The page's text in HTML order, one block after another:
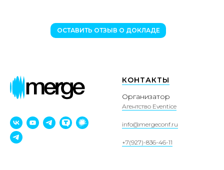
ОСТАВИТЬ ОТЗЫВ О ДОКЛАДЕ
КОНТАКТЫ
Организатор
Агентство Eventice
info@mergeconf.ru
+7(927)-836-46-11